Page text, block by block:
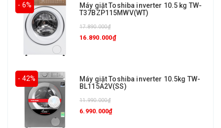
- 6%
Máy giặt Toshiba inverter 10.5 kg TW-
T37BZP115MWV(WT)
17.890.000₫
16.890.000₫
- 42%
Máy giặt Toshiba inverter 10.5kg TW-
BL115A2V(SS)
11.990.000₫
6.990.000₫